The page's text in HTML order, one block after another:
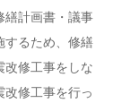
繕計画書・議事
するため、修繕
改修工事をしな
改修工事を行っ